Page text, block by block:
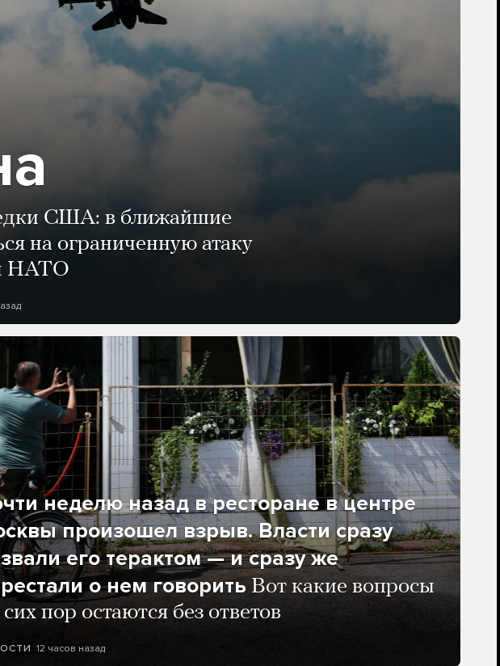
США: в ближайшие
на ограниченную атаку
НАТО
неделю назад в ресторане в центре
произошел взрыв. Власти сразу
его терактом — и сразу же
о нем говорить Вот какие вопросы
пор остаются без ответов
12 часов назад